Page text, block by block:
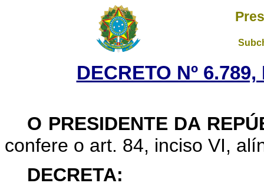
DECRETO Nº
O PRESIDENTE DA
confere o art. 84, inciso VI,
DECRETA: